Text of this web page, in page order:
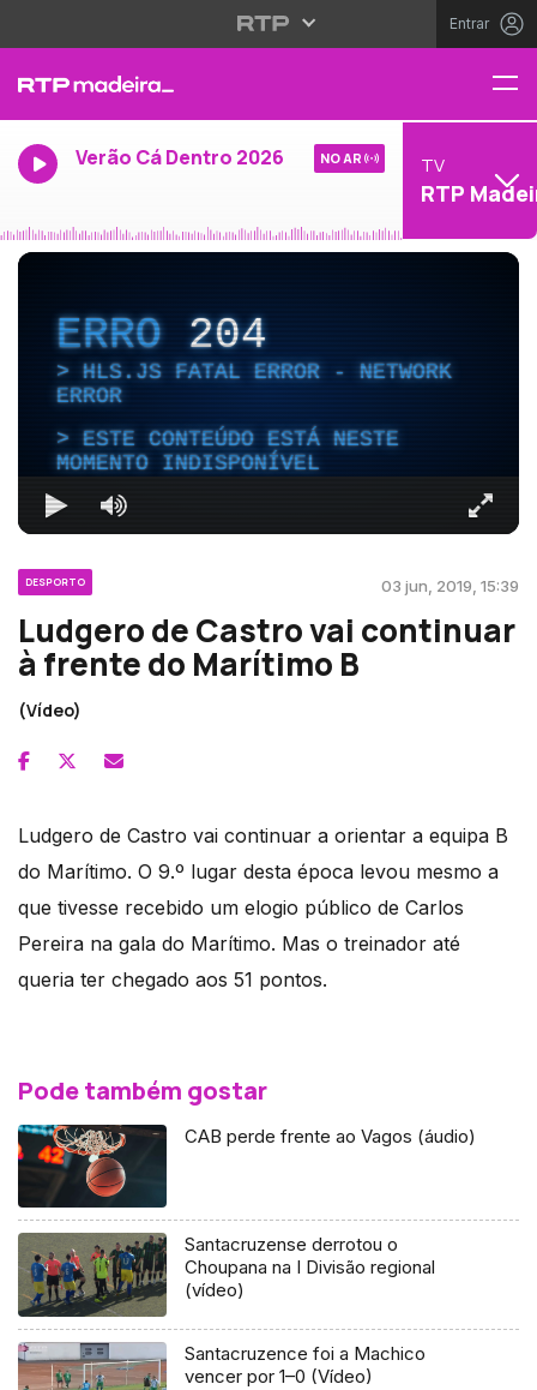
Entrar
Verão Cá Dentro 2026 NO AR TV
RTP
ERRO204
HLS.JS FATAL ERROR - NETWORK
ERROR
ESTE CONTEÚDO ESTÁ NESTE
MOMENTO INDISPONÍVEL
DESPORTO 03 jun, 2019, 15:39
Ludgero de Castro vai continuar
à frente do Marítimo B
(Vídeo)
Ludgero de Castro vai continuar a orientar a equipa B
do Marítimo. O 9.º lugar desta época levou mesmo a
que tivesse recebido um elogio público de Carlos
Pereira na gala do Marítimo. Mas o treinador até
queria ter chegado aos 51 pontos.
Pode também gostar
CAB perde frente ao Vagos (áudio)
Santacruzense derrotou o
Choupana na I Divisão regional
(vídeo)
Santacruzence foi a Machico
vencer por 1–0 (Vídeo)